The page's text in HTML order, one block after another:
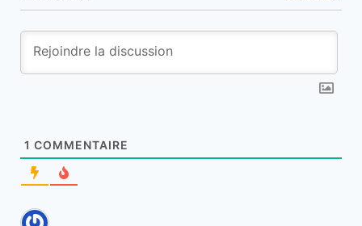
1 COMMENTAIRE